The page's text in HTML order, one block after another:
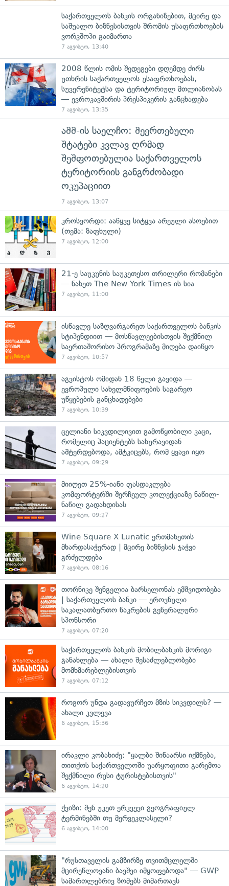
საქართველოს ბანკის ორგანიზებით, მცირე და
საშუალო ბიზნესისთვის შრომის უსაფრთხოების
ვორკშოპი გაიმართა
7 აგვისტო, 13:40
2008 წლის ომის შედეგები დღემდე ძირს
უთხრის საქართველოს უსაფრთხოებას,
სუვერენიტეტსა და ტერიტორიულ მთლიანობას
— ევროკავშირის პრესპიკერის განცხადება
7 აგვისტო, 13:35
აშშ-ის საელჩო: შეერთებული
შტატები კვლავ ღრმად
შეშფოთებულია საქართველოს
ტერიტორიის განგრძობადი
ოკუპაციით
7 აგვისტო, 13:07
კროსვორდი: ააწყვე სიტყვა არეული ასოებით
(თემა: ზაფხული)
7 აგვისტო, 12:00
21-ე საუკუნის საუკეთესო თრილერი რომანები
— ნახეთ The New York Times-ის სია
7 აგვისტო, 11:00
ისწავლე საზღვარგარეთ საქართველოს ბანკის
სტიპენდიით — მოსწავლეებისთვის შექმნილ
საერთაშორისო პროგრამაზე მიღება დაიწყო
7 აგვისტო, 10:57
აგვისტოს ომიდან 18 წელი გავიდა —
ევროპული სახელმწიფოების საგარეო
უწყებების განცხადებები
7 აგვისტო, 10:39
ცელიანი სიკვდილივით გამოწყობილი კაცი,
რომელიც პაციენტებს სახურავიდან
აშტერდებოდა, ამტკიცებს, რომ ყვავი იყო
7 აგვისტო, 09:29
მიიღეთ 25%-იანი ფასდაკლება
კომფორტერში შერჩეულ კოლექციაზე ნაწილ-
ნაწილ გადახდისას
7 აგვისტო, 09:27
Wine Square X Lunatic ერთმანეთის
მხარდასაჭერად | მცირე ბიზნესის ჯაჭვი
გრძელდება
7 აგვისტო, 08:16
თორნიკე შენგელია ბარსელონას ემშვიდობება
| საქართველოს ბანკი — ეროვნული
საკალათბურთო ნაკრების გენერალური
სპონსორი
7 აგვისტო, 07:20
საქართველოს ბანკის მობილბანკის მორიგი
განახლება — ახალი შესაძლებლობები
მომხმარებლებისთვის
7 აგვისტო, 07:12
როგორ უნდა გადავურჩეთ მზის სიკვდილს? —
ახალი კვლევა
6 აგვისტო, 15:36
ირაკლი კობახიძე: "ყალბი შინაარსი იქმნება,
თითქოს საქართველოში უარყოფითი გარემოა
შექმნილი რუსი ტურისტებისთვის"
6 აგვისტო, 14:20
ქვიზი: შენ უკეთ ერკვევი გეოგრაფიულ
ტერმინებში თუ მერვეკლასელი?
6 აგვისტო, 14:00
"რუსთაველის გამზირზე თვითმცლელში
მცირეწლოვანი ბავშვი იმყოფებოდა" — GWP
სამართლებრივ ზომებს მიმართავს